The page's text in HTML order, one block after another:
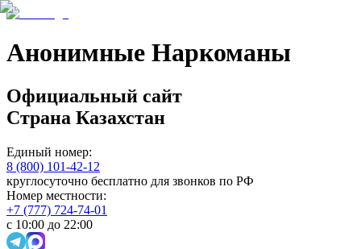
Анонимные Наркоманы
Официальный сайт
Страна Казахстан
Единый номер:
8 (800) 101-42-12
круглосуточно бесплатно для звонков по РФ
Номер местности:
+7 (777) 724-74-01
с 10:00 до 22:00